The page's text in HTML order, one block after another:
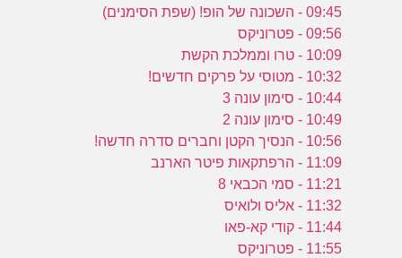
09:45 - השכונה של הופ! (שפת הסימנים)
09:56 - פטרוניקס
10:09 - טרו וממלכת הקשת
10:32 - מטוסי על פרקים חדשים!
10:44 - סימון עונה 3
10:49 - סימון עונה 2
10:56 - הנסיך הקטן וחברים סדרה חדשה!
11:09 - הרפתקאות פיטר הארנב
11:21 - סמי הכבאי 8
11:32 - אליס ולואיס
11:44 - קודי קא-פאו
11:55 - פטרוניקס